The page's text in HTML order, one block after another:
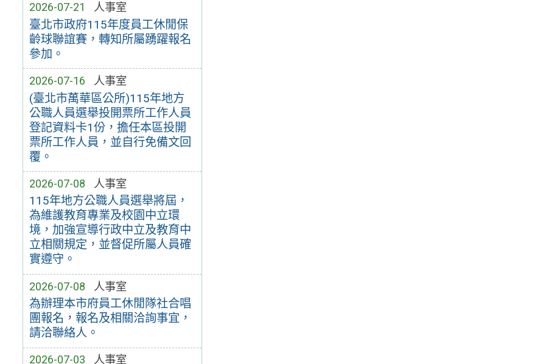
2026-07-21 人事室
臺北市政府115年度員工休閒保
齡球聯誼賽，轉知所屬踴躍報名
參加。
2026-07-16 人事室
(臺北市萬華區公所)115年地方
公職人員選舉投開票所工作人員
登記資料卡1份，擔任本區投開
票所工作人員，並自行免備文回
覆。
2026-07-08 人事室
115年地方公職人員選舉將屆，
為維護教育專業及校園中立環
境，加強宣導行政中立及教育中
立相關規定，並督促所屬人員確
實遵守。
2026-07-08 人事室
為辦理本市府員工休閒隊社合唱
團報名，報名及相關洽詢事宜，
請洽聯絡人。
2026-07-03 人事室